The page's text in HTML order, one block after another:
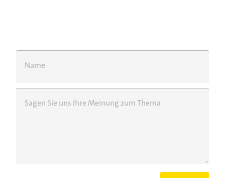
Name
Sagen Sie uns Ihre Meinung zum Thema